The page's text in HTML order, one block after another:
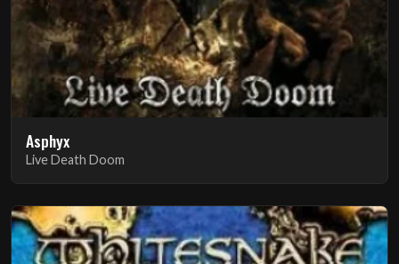
Asphyx
Live Death Doom